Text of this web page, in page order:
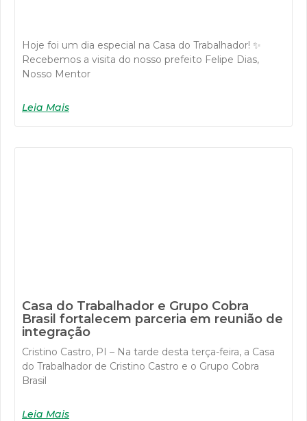
Hoje foi um dia especial na Casa do Trabalhador! ✨
Recebemos a visita do nosso prefeito Felipe Dias,
Nosso Mentor
Leia Mais
Casa do Trabalhador e Grupo Cobra
Brasil fortalecem parceria em reunião de
integração
Cristino Castro, PI – Na tarde desta terça-feira, a Casa
do Trabalhador de Cristino Castro e o Grupo Cobra
Brasil
Leia Mais